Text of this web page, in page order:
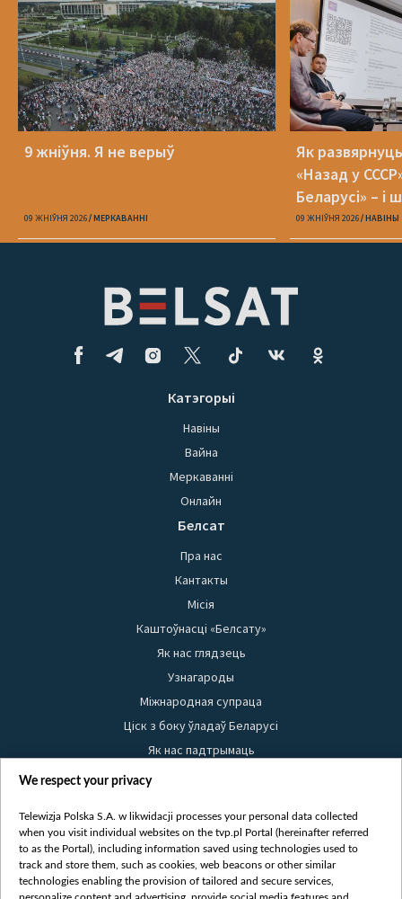
9 жніўня. Я не верыў
09 ЖНІЎНЯ 2026 МЕРКАВАННI
Як
«Назад у
Беларусі» – і
09 ЖНІЎНЯ 2026 НАВІНЫ
Катэгорыі
Навіны
Вайна
Меркаванні
Онлайн
Белсат
Пра нас
Кантакты
Місія
Каштоўнасці «Белсату»
Як нас глядзець
Узнагароды
Міжнародная супраца
Ціск з боку ўладаў Беларусі
Як нас падтрымаць
Правілы выкарыстання матэрыялаў
Бяспека
Youtube
Белсат news
We respect your privacy
Telewizja Polska S.A. w likwidacji processes your personal data collected
when you visit individual websites on the tvp.pl Portal (hereinafter referred
to as the Portal), including information saved using technologies used to
track and store them, such as cookies, web beacons or other similar
technologies enabling the provision of tailored and secure services,